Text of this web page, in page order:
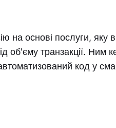
на основі послуги, яку
об'єму транзакції. Ним
код у